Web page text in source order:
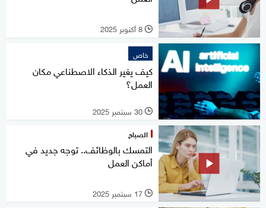
l 8 أكتوبر 2025
خاص
كيف يغير الذكاء الاصطناعي مكان
العمل؟
l 30 سبتمبر 2025
الصباح
التمسك بالوظائف.. توجه جديد في
أماكن العمل
l 17 سبتمبر 2025